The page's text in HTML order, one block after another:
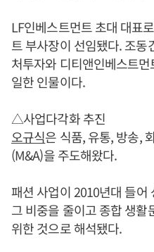
LF인베스트먼트 초대 대표
트 부사장이 선임됐다. 조동
처투자와 디티앤인베스트
일한 인물이다.
△사업다각화 추진
오규식은 식품, 유통, 방송,
(M&A)을 주도해왔다.
패션 사업이 2010년대 들어
그 비중을 줄이고 종합 생활
위한 것으로 해석됐다.